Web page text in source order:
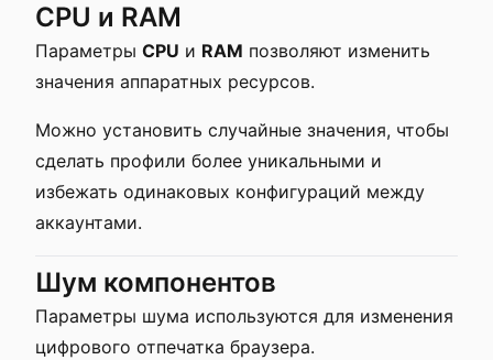
CPU и RAM
Параметры CPU и RAM позволяют изменить
значения аппаратных ресурсов.
Можно установить случайные значения, чтобы
сделать профили более уникальными и
избежать одинаковых конфигураций между
аккаунтами.
Шум компонентов
Параметры шума используются для изменения
цифрового отпечатка браузера.